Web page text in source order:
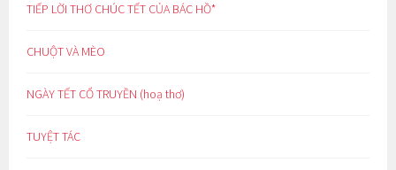
TIẾP LỜI THƠ CHÚC TẾT CỦA BÁC HỒ*
CHUỘT VÀ MÈO
NGÀY TẾT CỔ TRUYỀN (hoạ thơ)
TUYỆT TÁC